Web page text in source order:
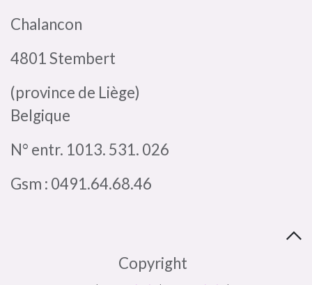
Chalancon
4801 Stembert
(province de Liège)
Belgique
N° entr. 1013. 531. 026
Gsm : 0491.64.68.46
​Copyright